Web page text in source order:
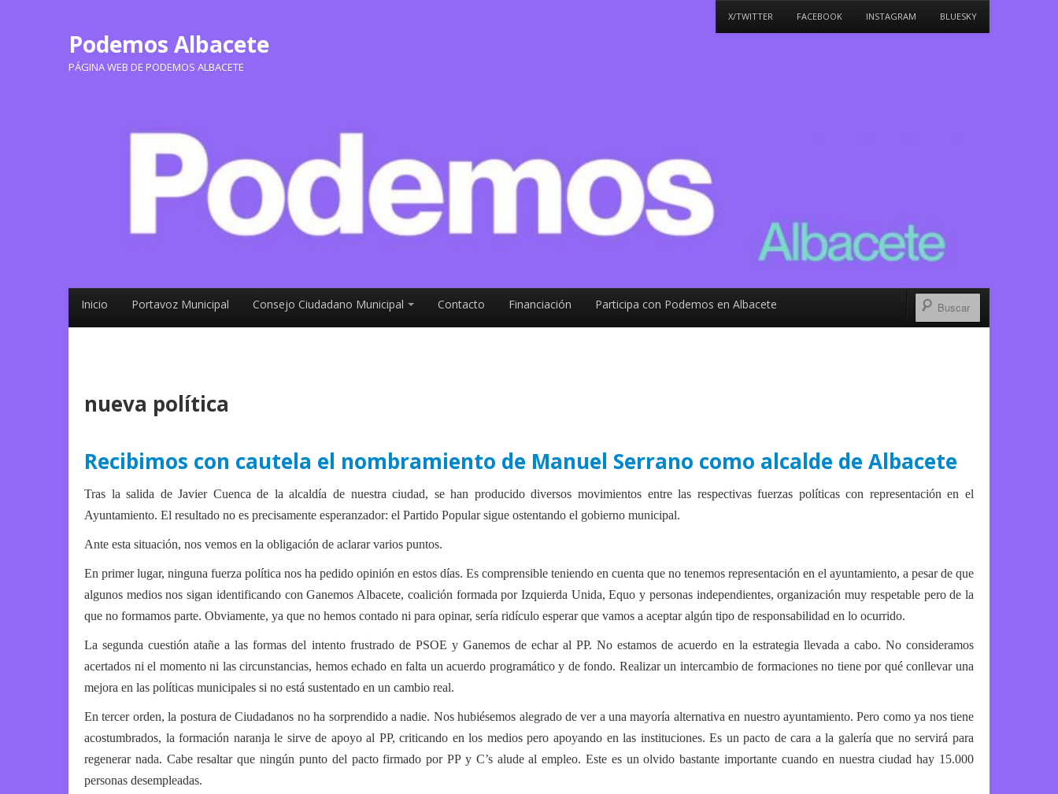
Podemos Albacete
PÁGINA WEB DE PODEMOS ALBACETE
X/TWITTER FACEBOOK INSTAGRAM BLUESKY
Inicio Portavoz Municipal Consejo Ciudadano Municipal Contacto Financiación Participa con Podemos en Albacete
nueva política
Recibimos con cautela el nombramiento de Manuel Serrano como alcalde de Albacete
Tras la salida de Javier Cuenca de la alcaldía de nuestra ciudad, se han producido diversos movimientos entre las respectivas fuerzas políticas con representación en el
Ayuntamiento. El resultado no es precisamente esperanzador: el Partido Popular sigue ostentando el gobierno municipal.
Ante esta situación, nos vemos en la obligación de aclarar varios puntos.
En primer lugar, ninguna fuerza política nos ha pedido opinión en estos días. Es comprensible teniendo en cuenta que no tenemos representación en el ayuntamiento, a pesar de que
algunos medios nos sigan identificando con Ganemos Albacete, coalición formada por Izquierda Unida, Equo y personas independientes, organización muy respetable pero de la
que no formamos parte. Obviamente, ya que no hemos contado ni para opinar, sería ridículo esperar que vamos a aceptar algún tipo de responsabilidad en lo ocurrido.
La segunda cuestión atañe a las formas del intento frustrado de PSOE y Ganemos de echar al PP. No estamos de acuerdo en la estrategia llevada a cabo. No consideramos
acertados ni el momento ni las circunstancias, hemos echado en falta un acuerdo programático y de fondo. Realizar un intercambio de formaciones no tiene por qué conllevar una
mejora en las políticas municipales si no está sustentado en un cambio real.
En tercer orden, la postura de Ciudadanos no ha sorprendido a nadie. Nos hubiésemos alegrado de ver a una mayoría alternativa en nuestro ayuntamiento. Pero como ya nos tiene
acostumbrados, la formación naranja le sirve de apoyo al PP, criticando en los medios pero apoyando en las instituciones. Es un pacto de cara a la galería que no servirá para
regenerar nada. Cabe resaltar que ningún punto del pacto firmado por PP y C’s alude al empleo. Este es un olvido bastante importante cuando en nuestra ciudad hay 15.000
personas desempleadas.